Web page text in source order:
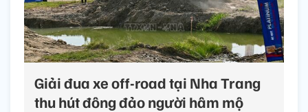
Giải đua xe off-road tại Nha Trang
thu hút đông đảo người hâm mộ